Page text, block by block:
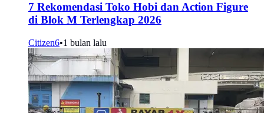
7 Rekomendasi Toko Hobi dan Action Figure
di Blok M Terlengkap 2026
Citizen6•1 bulan lalu